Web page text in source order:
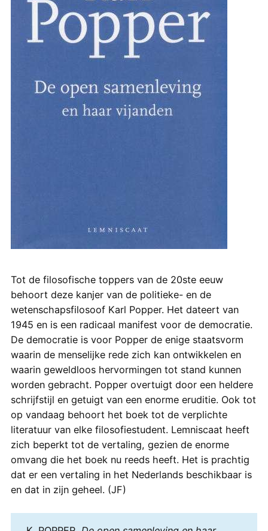
Tot de filosofische toppers van de 20ste eeuw
behoort deze kanjer van de politieke- en de
wetenschapsfilosoof Karl Popper. Het dateert van
1945 en is een radicaal manifest voor de democratie.
De democratie is voor Popper de enige staatsvorm
waarin de menselijke rede zich kan ontwikkelen en
waarin geweldloos hervormingen tot stand kunnen
worden gebracht. Popper overtuigt door een heldere
schrijfstijl en getuigt van een enorme eruditie. Ook tot
op vandaag behoort het boek tot de verplichte
literatuur van elke filosofiestudent. Lemniscaat heeft
zich beperkt tot de vertaling, gezien de enorme
omvang die het boek nu reeds heeft. Het is prachtig
dat er een vertaling in het Nederlands beschikbaar is
en dat in zijn geheel. (JF)